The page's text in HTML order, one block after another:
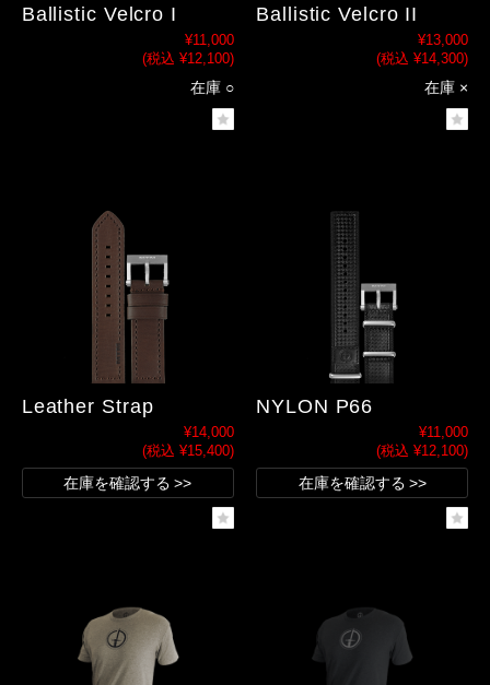
Ballistic Velcro I
¥11,000
(税込 ¥12,100)
在庫 ○
Ballistic Velcro II
¥13,000
(税込 ¥14,300)
在庫 ×
Leather Strap
¥14,000
(税込 ¥15,400)
在庫を確認する
NYLON P66
¥11,000
(税込 ¥12,100)
在庫を確認する